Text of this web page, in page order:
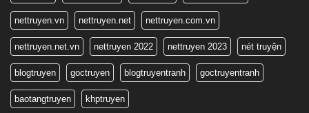
nettruyen.vn nettruyen.net nettruyen.com.vn
nettruyen.net.vn nettruyen 2022 nettruyen 2023 nét truyện
blogtruyen goctruyen blogtruyentranh goctruyentranh
baotangtruyen khptruyen